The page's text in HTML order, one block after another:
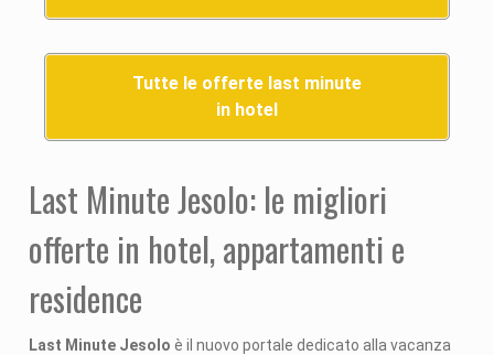
Tutte le offerte last minute
in hotel
Last Minute Jesolo: le migliori
offerte in hotel, appartamenti e
residence
Last Minute Jesolo è il nuovo portale dedicato alla vacanza